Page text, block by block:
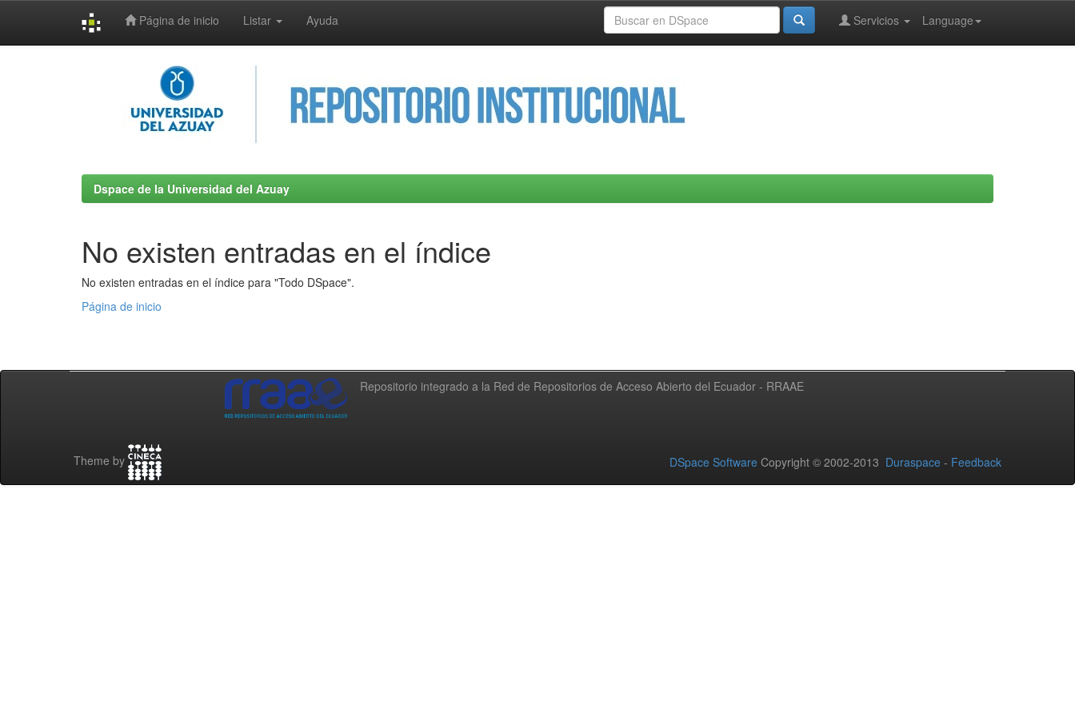
Página de inicio Listar Ayuda Language
Servicios
Dspace de la Universidad del Azuay
No existen entradas en el índice
No existen entradas en el índice para "Todo DSpace".
Página de inicio
Repositorio integrado a la Red de Repositorios de Acceso Abierto del Ecuador - RRAAE
Theme by DSpace Software Copyright © 2002-2013 Duraspace - Feedback